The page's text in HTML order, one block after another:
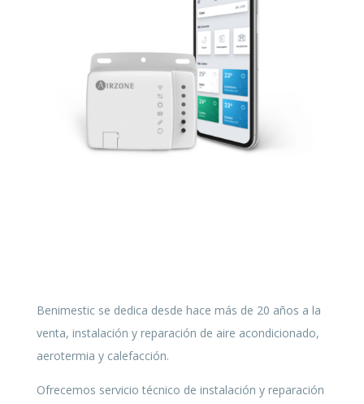
Benimestic se dedica desde hace más de 20 años a la
venta, instalación y reparación de aire acondicionado,
aerotermia y calefacción.
Ofrecemos servicio técnico de instalación y reparación